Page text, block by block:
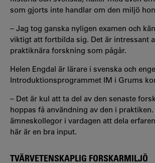
som gjorts inte handlar om den miljö
– Jag tog ganska nyligen examen och
viktigt att fortbilda sig. Det är intressant
praktiknära forskning som pågår.
Helen Engdal är lärare i svenska och
Introduktionsprogrammet IM i Grums
– Det är kul att ta del av den senaste
hoppas få användning av den i
ämneskollegor i vardagen att dela
här är en bra input.
TVÄRVETENSKAPLIG FORSKARMILJÖ